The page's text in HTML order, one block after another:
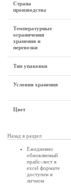
Страна
производства
Температурные
ограничения
хранения и
перевозки
Тип упаковки
Условия хранения
Цвет
Назад в раздел
Ежедневно
обновляемый
прайс-лист в
excel формате
доступен в
личном